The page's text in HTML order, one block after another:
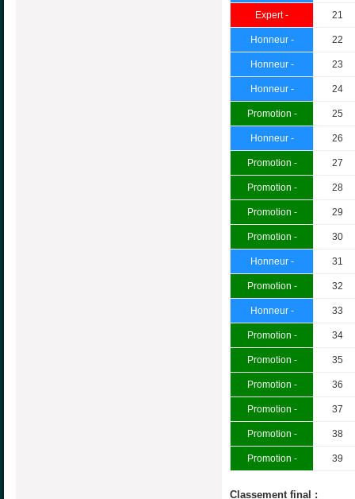
Expert - 21
Honneur - 22
Honneur - 23
Honneur - 24
Promotion - 25
Honneur - 26
Promotion - 27
Promotion - 28
Promotion - 29
Promotion - 30
Honneur - 31
Promotion - 32
Honneur - 33
Promotion - 34
Promotion - 35
Promotion - 36
Promotion - 37
Promotion - 38
Promotion - 39
Classement final :